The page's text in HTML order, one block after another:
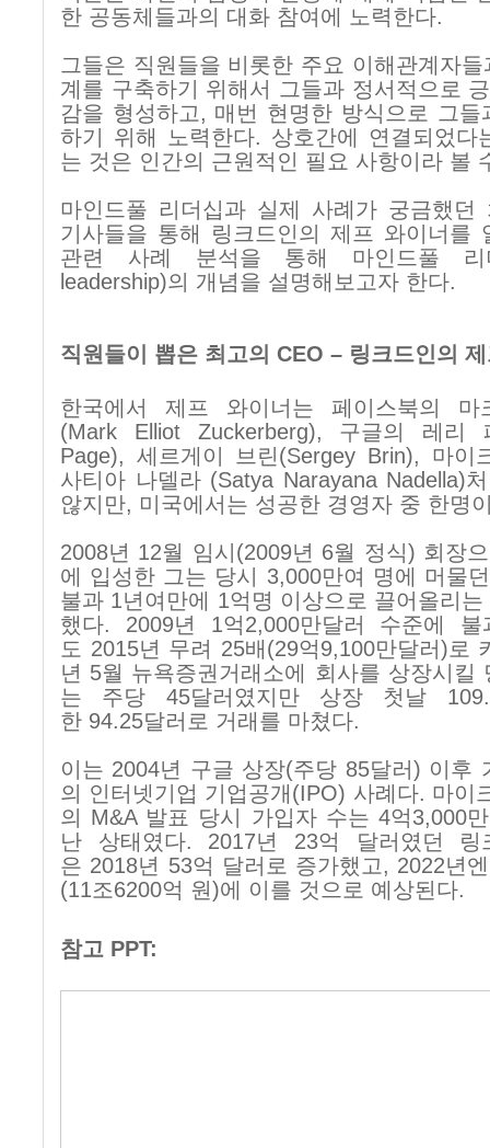
한 공동체들과의 대화 참여에 노력한다.
그들은 직원들을 비롯한 주요 이해관계자
계를 구축하기 위해서 그들과 정서적으로
감을 형성하고 , 매번 현명한 방식으로 그들
하기 위해 노력한다. 상호간에 연결되었다
는 것은 인간의 근원적인 필요 사항이라 볼
마인드풀 리더십과 실제 사례가 궁금했던
기사들을 통해 링크드인의 제프 와이너를
관련 사례 분석을 통해 마인드풀 리
leadership)의 개념을 설명해보고자 한다.
직원들이 뽑은 최고의 CEO – 링크드인의
한국에서 제프 와이너는 페이스북의 마
(Mark Elliot Zuckerberg), 구글의 레리
Page), 세르게이 브린(Sergey Brin), 마이
사티아 나델라(Satya Narayana Nadella)
않지만, 미국에서는 성공한 경영자 중 한명
2008년 12월 임시 (2009년 6월 정식) 회장
에 입성한 그는 당시
3,000만여 명에 머물
불과 1년여만에 1억명 이상으로 끌어올리
했다. 2009년 1억2,000만달러 수준에 불
도 2015년 무려 25배 (29억9,100만달러)로
년 5월 뉴욕증권거래소에 회사를 상장시킬
는 주당 45달러였지만 상장 첫날
한 94.25달러로 거래를 마쳤다.
이는 2004년 구글 상장(주당 85달러) 이후
의 인터넷기업 기업공개 (IPO) 사례다. 마이
의
M&A 발표 당시 가입자 수는 4억3,000
난 상태였다. 2017년 23억 달러였던 링
은 2018년 53억 달러로 증가했고 , 2022년엔
(11조6200억 원)에 이를 것으로 예상된다.
참고 PPT: